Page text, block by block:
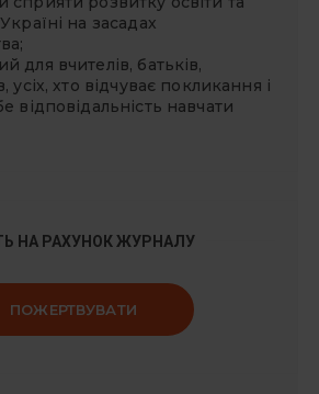
на засадах
для вчителів, батьків,
усіх, хто відчуває покликання і
відповідальність навчати
НА РАХУНОК ЖУРНАЛУ
ПОЖЕРТВУВАТИ